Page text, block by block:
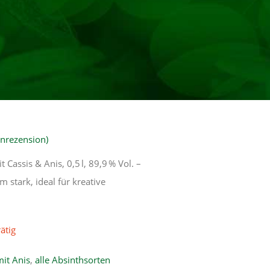
& Anis, 0,5 l, 89,9 % Vol. –
stark, ideal für kreative
Anis,alle Absinthsorten